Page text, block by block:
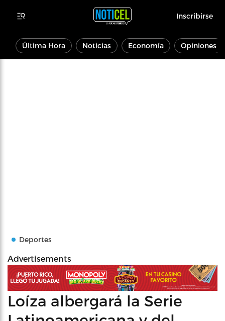
Inscribirse
Última Hora Noticias Economía Opiniones
Deportes
Advertisements
Loíza albergará la Serie